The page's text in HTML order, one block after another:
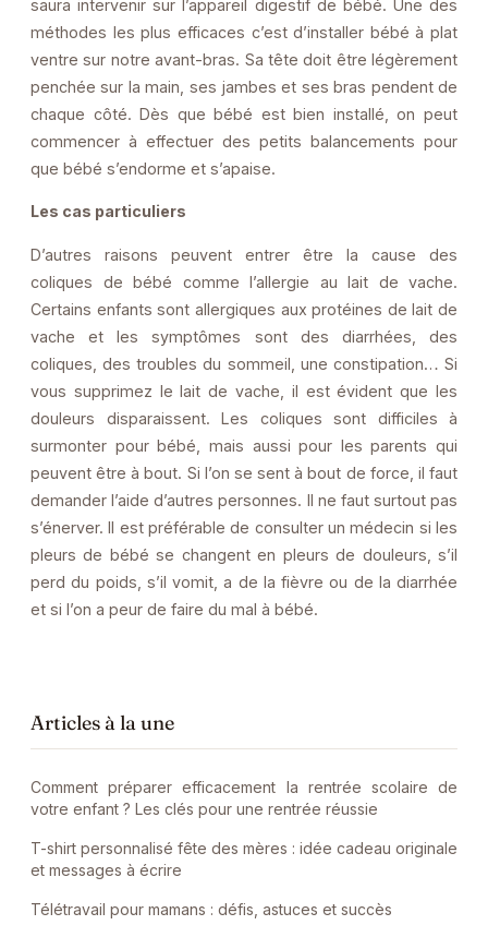
saura intervenir sur l’appareil digestif de bébé. Une des
méthodes les plus efficaces c’est d’installer bébé à plat
ventre sur notre avant-bras. Sa tête doit être légèrement
penchée sur la main, ses jambes et ses bras pendent de
chaque côté. Dès que bébé est bien installé, on peut
commencer à effectuer des petits balancements pour
que bébé s’endorme et s’apaise.
Les cas particuliers
D’autres raisons peuvent entrer être la cause des
coliques de bébé comme l’allergie au lait de vache.
Certains enfants sont allergiques aux protéines de lait de
vache et les symptômes sont des diarrhées, des
coliques, des troubles du sommeil, une constipation… Si
vous supprimez le lait de vache, il est évident que les
douleurs disparaissent. Les coliques sont difficiles à
surmonter pour bébé, mais aussi pour les parents qui
peuvent être à bout. Si l’on se sent à bout de force, il faut
demander l’aide d’autres personnes. Il ne faut surtout pas
s’énerver. Il est préférable de consulter un médecin si les
pleurs de bébé se changent en pleurs de douleurs, s’il
perd du poids, s’il vomit, a de la fièvre ou de la diarrhée
et si l’on a peur de faire du mal à bébé.
Articles à la une
Comment préparer efficacement la rentrée scolaire de
votre enfant ? Les clés pour une rentrée réussie
T-shirt personnalisé fête des mères : idée cadeau originale
et messages à écrire
Télétravail pour mamans : défis, astuces et succès